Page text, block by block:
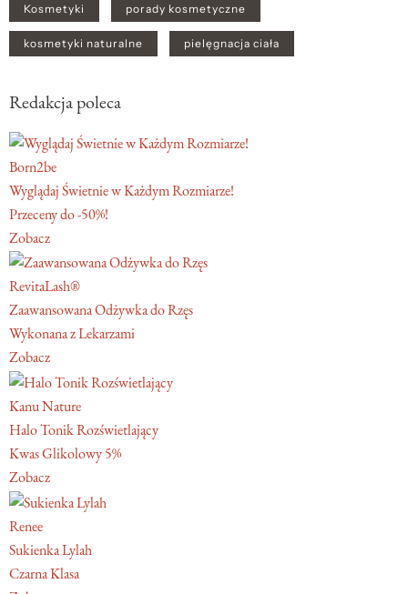
Kosmetyki porady kosmetyczne
kosmetyki naturalne pielęgnacja ciała
Redakcja poleca
Born2be
Wyglądaj Świetnie w Każdym Rozmiarze!
Przeceny do -50%!
Zobacz
RevitaLash®
Zaawansowana Odżywka do Rzęs
Wykonana z Lekarzami
Zobacz
Kanu Nature
Halo Tonik Rozświetlający
Kwas Glikolowy 5%
Zobacz
Renee
Sukienka Lylah
Czarna Klasa